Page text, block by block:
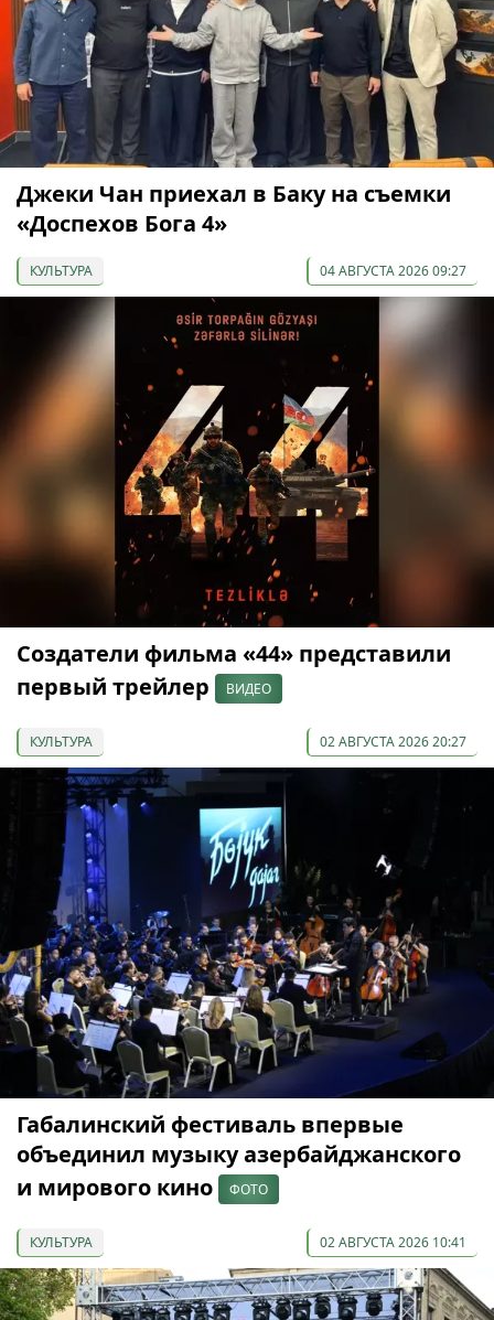
Джеки Чан приехал в Баку на съемки
«Доспехов Бога 4»
КУЛЬТУРА 04 АВГУСТА 2026 09:27
Создатели фильма «44» представили
первый трейлер
ВИДЕО
КУЛЬТУРА 02 АВГУСТА 2026 20:27
Габалинский фестиваль впервые
объединил музыку азербайджанского
и мирового кино
ФОТО
КУЛЬТУРА 02 АВГУСТА 2026 10:41